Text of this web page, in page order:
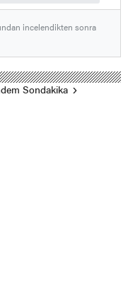
incelendikten sonra
Sondakika